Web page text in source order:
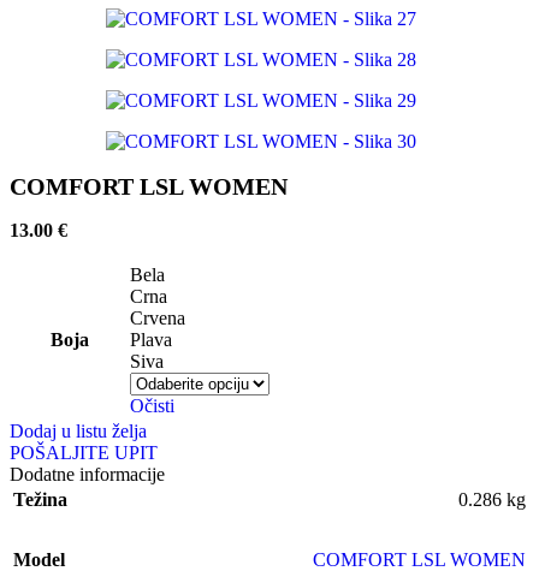
COMFORT LSL WOMEN
13.00 €
Boja
Bela
Crna
Crvena
Plava
Siva
Očisti
Dodaj u listu želja
POŠALJITE UPIT
Dodatne informacije
Težina
0.286 kg
Model COMFORT LSL WOMEN